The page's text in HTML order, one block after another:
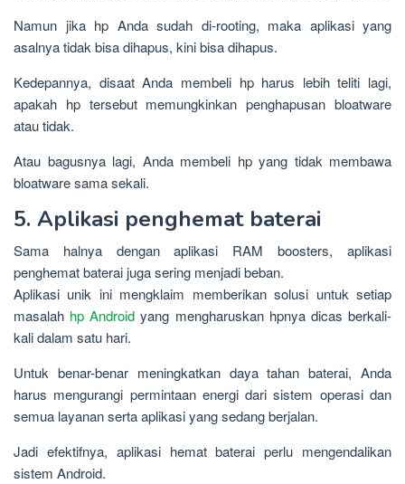
Namun jika hp Anda sudah di-rooting, maka aplikasi yang
asalnya tidak bisa dihapus, kini bisa dihapus.
Kedepannya, disaat Anda membeli hp harus lebih teliti lagi,
apakah hp tersebut memungkinkan penghapusan bloatware
atau tidak.
Atau bagusnya lagi, Anda membeli hp yang tidak membawa
bloatware sama sekali.
5. Aplikasi penghemat baterai
Sama halnya dengan aplikasi RAM boosters, aplikasi
penghemat baterai juga sering menjadi beban.
Aplikasi unik ini mengklaim memberikan solusi untuk setiap
masalah hp Android yang mengharuskan hpnya dicas berkali-
kali dalam satu hari.
Untuk benar-benar meningkatkan daya tahan baterai, Anda
harus mengurangi permintaan energi dari sistem operasi dan
semua layanan serta aplikasi yang sedang berjalan.
Jadi efektifnya, aplikasi hemat baterai perlu mengendalikan
sistem Android.